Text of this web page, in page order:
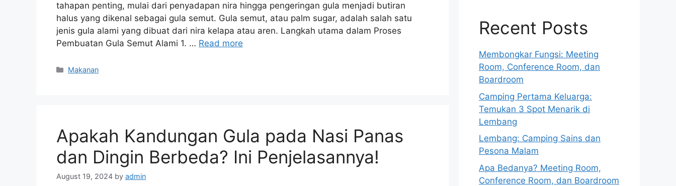
tahapan penting, mulai dari penyadapan nira hingga pengeringan gula menjadi butiran
halus yang dikenal sebagai gula semut. Gula semut, atau palm sugar, adalah salah satu
jenis gula alami yang dibuat dari nira kelapa atau aren. Langkah utama dalam Proses
Pembuatan Gula Semut Alami 1. … Read more
Categories
Makanan
Apakah Kandungan Gula pada Nasi Panas
dan Dingin Berbeda? Ini Penjelasannya!
August 19, 2024 by admin
Recent Posts
Membongkar Fungsi: Meeting
Room, Conference Room, dan
Boardroom
Camping Pertama Keluarga:
Temukan 3 Spot Menarik di
Lembang
Lembang: Camping Sains dan
Pesona Malam
Apa Bedanya? Meeting Room,
Conference Room, dan Boardroom